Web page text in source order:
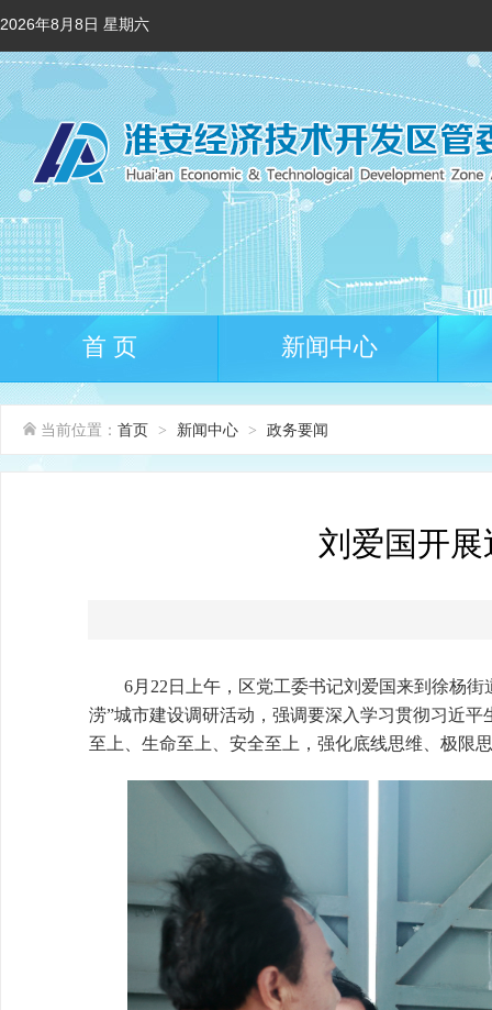
2026年8月8日 星期六
首 页 新闻中心
当前位置： 首页 > 新闻中心 > 政务要闻
刘爱国开展
6月22日上午，区党工委书记刘爱国来到徐杨
涝”城市建设调研活动，强调要深入学习贯彻习近
至上、生命至上、安全至上，强化底线思维、极限